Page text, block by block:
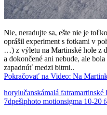
Nie, neradujte sa, ešte nie je
oprášil experiment s fotkami v
…) z výletu na Martinské hole z
a dokončené ani nebude, ale
zapadnúť medzi bitmi..
Pokračovať na Video: Na
horylučanskámalá fatramartinské
7dpešiphoto motionsigma 10-20